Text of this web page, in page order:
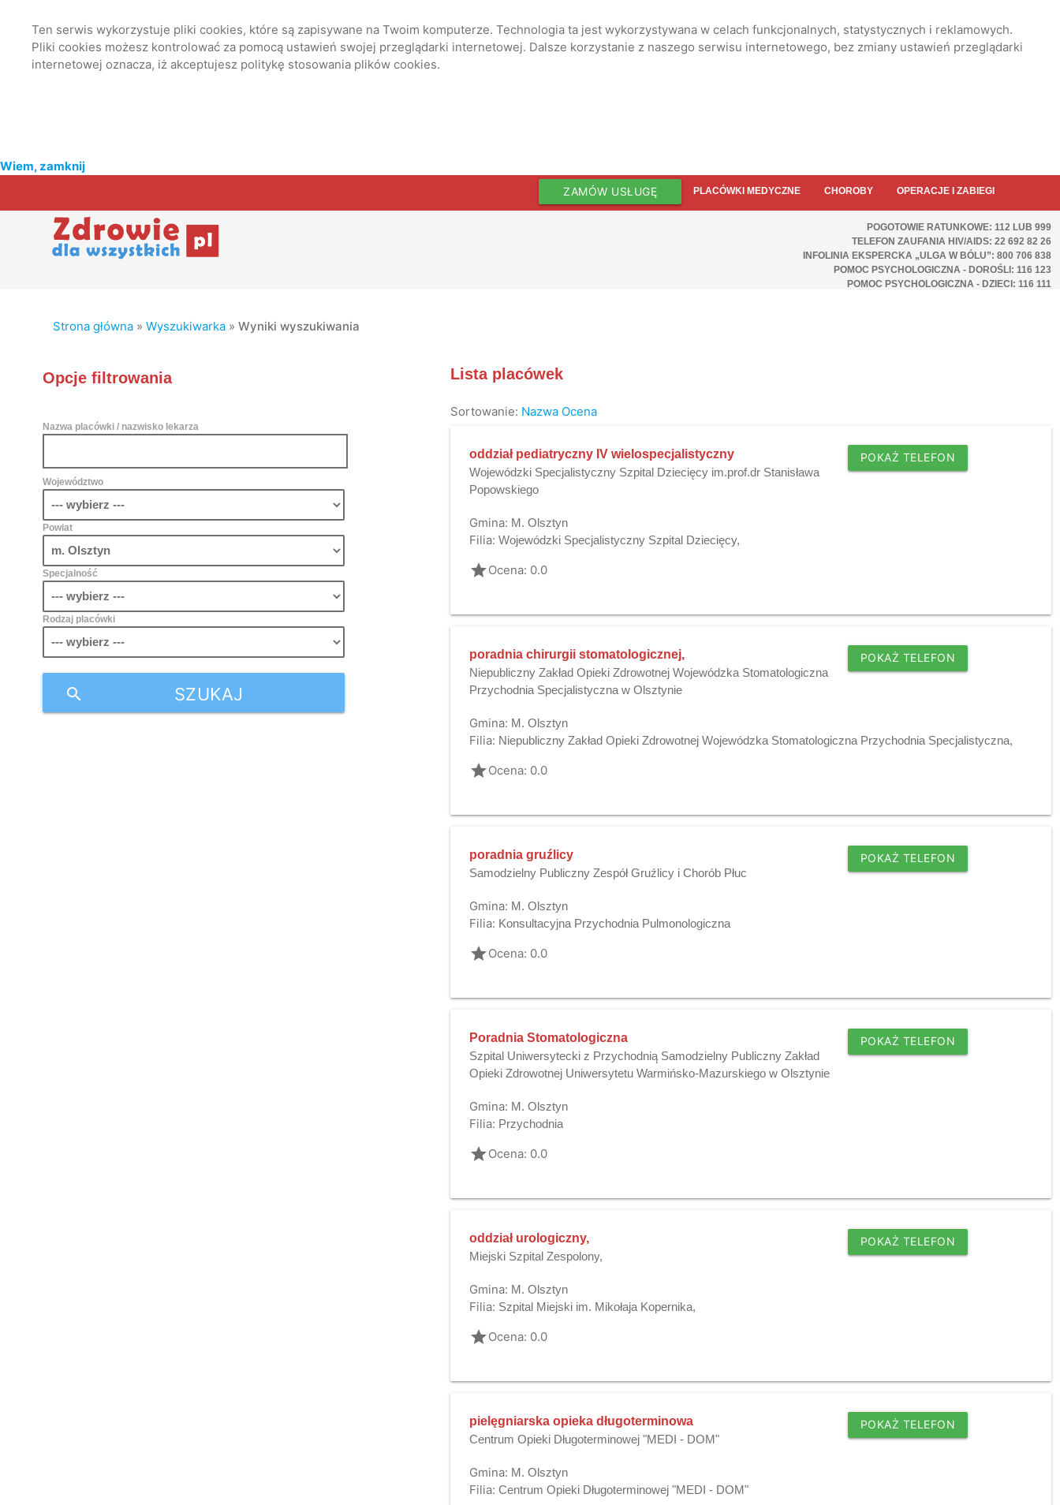
Ten serwis wykorzystuje pliki cookies, które są zapisywane na Twoim komputerze. Technologia ta jest wykorzystywana w celach funkcjonalnych, statystycznych i reklamowych.
Pliki cookies możesz kontrolować za pomocą ustawień swojej przeglądarki internetowej. Dalsze korzystanie z naszego serwisu internetowego, bez zmiany ustawień przeglądarki
internetowej oznacza, iż akceptujesz politykę stosowania plików cookies.
Wiem, zamknij
ZAMÓW USŁUGĘ PLACÓWKI MEDYCZNE CHOROBY OPERACJE I ZABIEGI
POGOTOWIE RATUNKOWE: 112 LUB 999
TELEFON ZAUFANIA HIV/AIDS: 22 692 82 26
INFOLINIA EKSPERCKA „ULGA W BÓLU”: 800 706 838
POMOC PSYCHOLOGICZNA - DOROŚLI: 116 123
POMOC PSYCHOLOGICZNA - DZIECI: 116 111
Strona główna »Wyszukiwarka »Wyniki wyszukiwania
Opcje filtrowania
Nazwa placówki / nazwisko lekarza
Województwo
Powiat
Specjalność
Rodzaj placówki
SZUKAJ
search
Lista placówek
Sortowanie: Nazwa Ocena
oddział pediatryczny IV wielospecjalistyczny
Wojewódzki Specjalistyczny Szpital Dziecięcy im.prof.dr Stanisława
Popowskiego
POKAŻ TELEFON
Gmina: M. Olsztyn
Filia: Wojewódzki Specjalistyczny Szpital Dziecięcy,
gradeOcena: 0.0
poradnia chirurgii stomatologicznej,
Niepubliczny Zakład Opieki Zdrowotnej Wojewódzka Stomatologiczna
Przychodnia Specjalistyczna w Olsztynie
POKAŻ TELEFON
Gmina: M. Olsztyn
Filia: Niepubliczny Zakład Opieki Zdrowotnej Wojewódzka Stomatologiczna Przychodnia Specjalistyczna,
gradeOcena: 0.0
poradnia gruźlicy
Samodzielny Publiczny Zespół Gruźlicy i Chorób Płuc
POKAŻ TELEFON
Gmina: M. Olsztyn
Filia: Konsultacyjna Przychodnia Pulmonologiczna
gradeOcena: 0.0
Poradnia Stomatologiczna
Szpital Uniwersytecki z Przychodnią Samodzielny Publiczny Zakład
Opieki Zdrowotnej Uniwersytetu Warmińsko-Mazurskiego w Olsztynie
POKAŻ TELEFON
Gmina: M. Olsztyn
Filia: Przychodnia
gradeOcena: 0.0
oddział urologiczny,
Miejski Szpital Zespolony,
POKAŻ TELEFON
Gmina: M. Olsztyn
Filia: Szpital Miejski im. Mikołaja Kopernika,
gradeOcena: 0.0
pielęgniarska opieka długoterminowa
Centrum Opieki Długoterminowej "MEDI - DOM"
POKAŻ TELEFON
Gmina: M. Olsztyn
Filia: Centrum Opieki Długoterminowej "MEDI - DOM"